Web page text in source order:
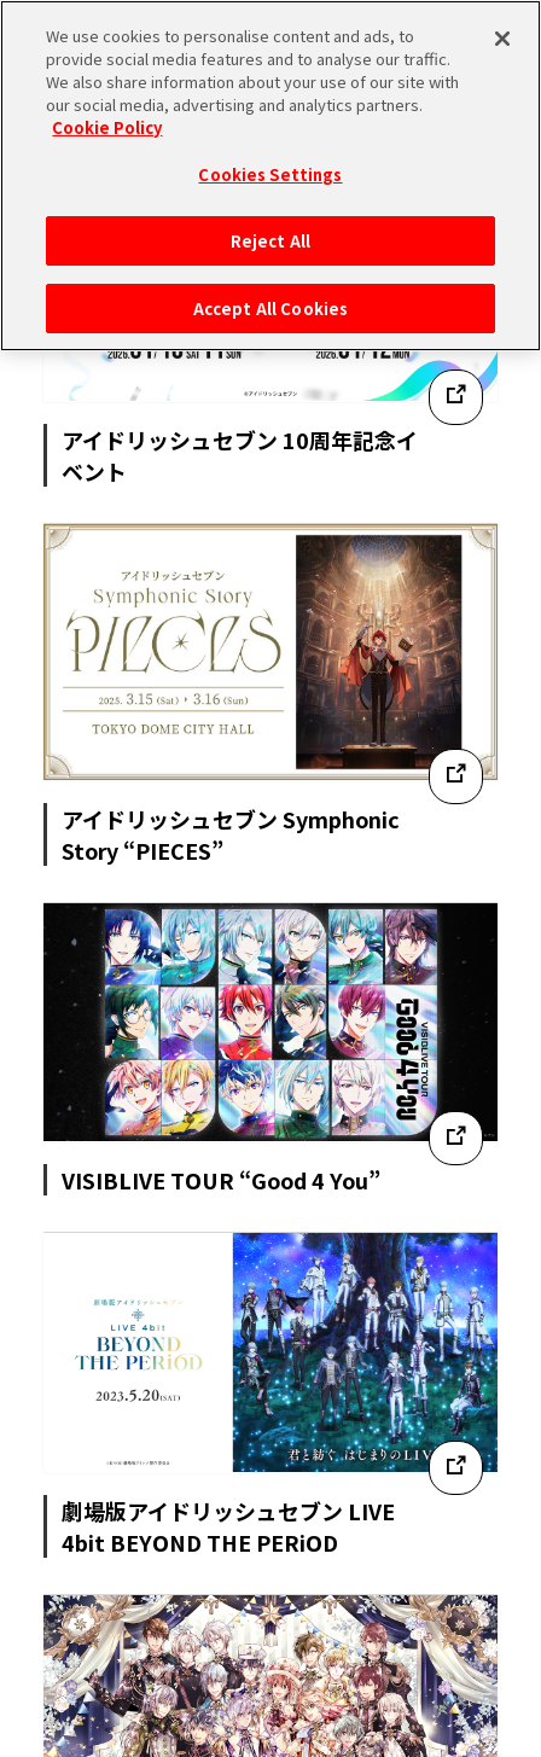
アイドリッシュセブン 10周年記念イ
ベント
アイドリッシュセブン Symphonic
Story “PIECES”
VISIBLIVE TOUR “Good 4 You”
劇場版アイドリッシュセブン LIVE
4bit BEYOND THE PERiOD
We use cookies to personalise content and ads, to
provide social media features and to analyse our traffic.
We also share information about your use of our site with
our social media, advertising and analytics partners.
Cookie Policy
Cookies Settings
Reject All
Accept All Cookies